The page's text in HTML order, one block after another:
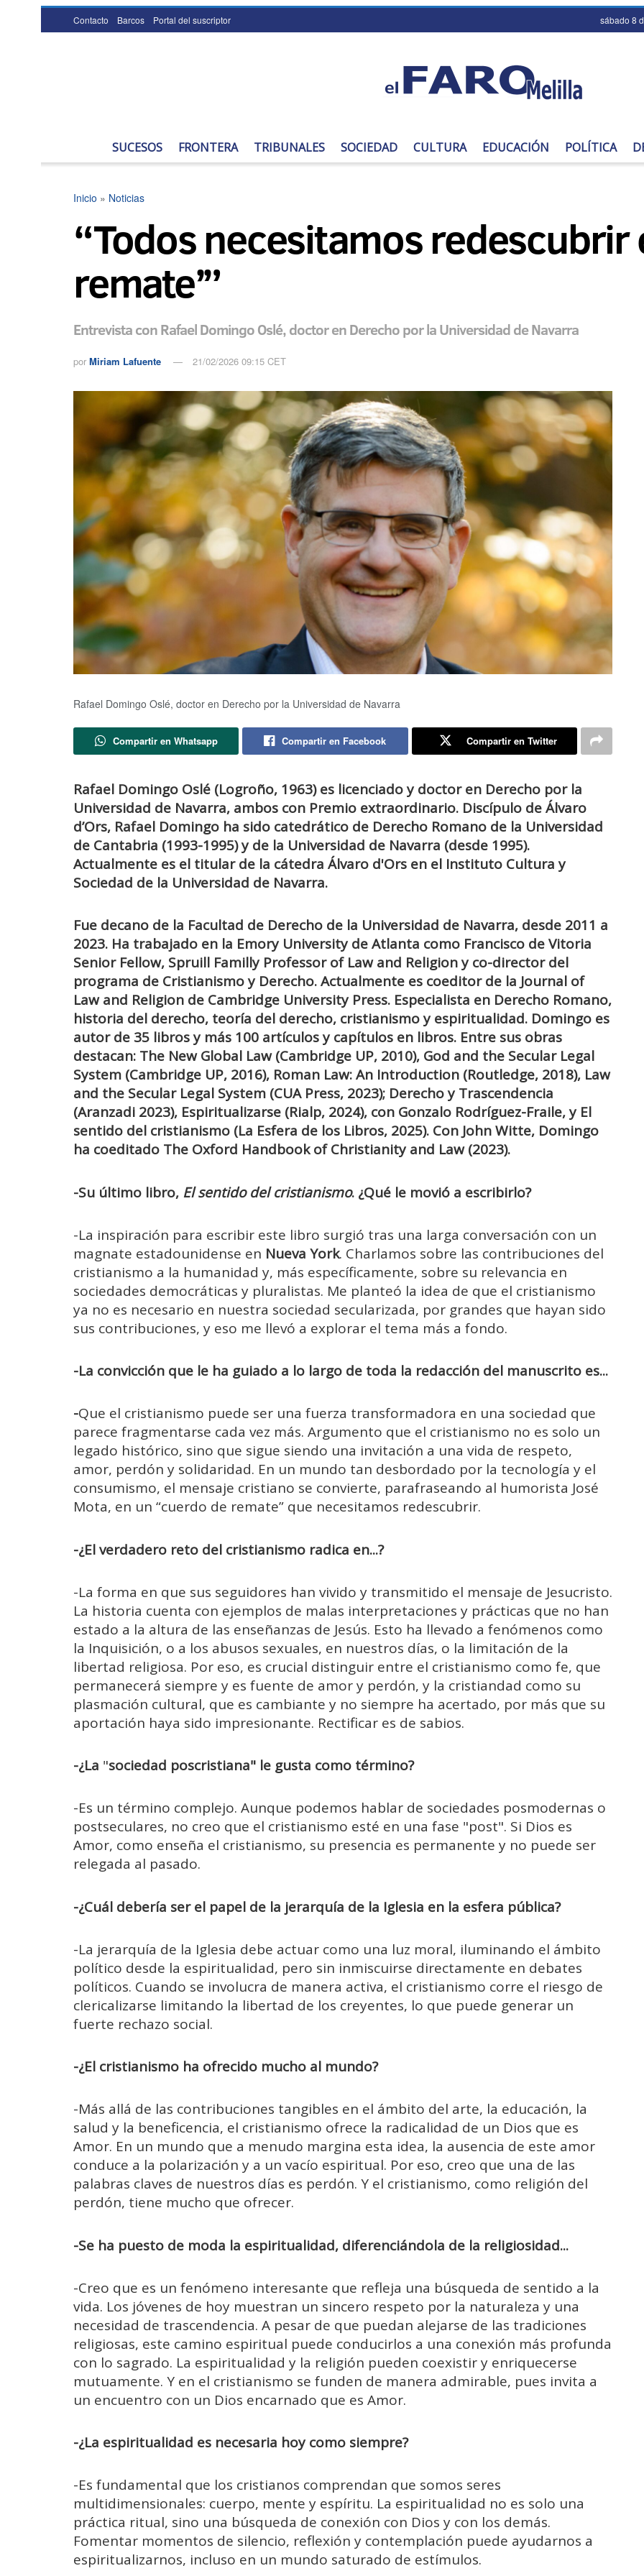
Contacto Barcos Portal del suscriptor sábado 8
SUCESOS FRONTERA TRIBUNALES SOCIEDAD CULTURA EDUCACIÓN POLÍTICA
Inicio » Noticias
“Todos necesitamos redescubrir
remate’”
Entrevista con Rafael Domingo Oslé, doctor en Derecho por la Universidad de Navarra
por Miriam Lafuente 21/02/2026 09:15 CET
Rafael Domingo Oslé, doctor en Derecho por la Universidad de Navarra
Compartir en Whatsapp Compartir en Facebook Compartir en Twitter
Rafael Domingo Oslé (Logroño, 1963) es licenciado y doctor en Derecho por la
Universidad de Navarra, ambos con Premio extraordinario. Discípulo de Álvaro
d’Ors, Rafael Domingo ha sido catedrático de Derecho Romano de la Universidad
de Cantabria (1993-1995) y de la Universidad de Navarra (desde 1995).
Actualmente es el titular de la cátedra Álvaro d'Ors en el Instituto Cultura y
Sociedad de la Universidad de Navarra.
Fue decano de la Facultad de Derecho de la Universidad de Navarra, desde 2011 a
2023. Ha trabajado en la Emory University de Atlanta como Francisco de Vitoria
Senior Fellow, Spruill Familly Professor of Law and Religion y co-director del
programa de Cristianismo y Derecho. Actualmente es coeditor de la Journal of
Law and Religion de Cambridge University Press. Especialista en Derecho Romano,
historia del derecho, teoría del derecho, cristianismo y espiritualidad. Domingo es
autor de 35 libros y más 100 artículos y capítulos en libros. Entre sus obras
destacan: The New Global Law (Cambridge UP, 2010), God and the Secular Legal
System (Cambridge UP, 2016), Roman Law: An Introduction (Routledge, 2018), Law
and the Secular Legal System (CUA Press, 2023); Derecho y Trascendencia
(Aranzadi 2023), Espiritualizarse (Rialp, 2024), con Gonzalo Rodríguez-Fraile, y El
sentido del cristianismo (La Esfera de los Libros, 2025). Con John Witte, Domingo
ha coeditado The Oxford Handbook of Christianity and Law (2023).
-Su último libro, El sentido del cristianismo. ¿Qué le movió a escribirlo?
-La inspiración para escribir este libro surgió tras una larga conversación con un
magnate estadounidense en Nueva York. Charlamos sobre las contribuciones del
cristianismo a la humanidad y, más específicamente, sobre su relevancia en
sociedades democráticas y pluralistas. Me planteó la idea de que el cristianismo
ya no es necesario en nuestra sociedad secularizada, por grandes que hayan sido
sus contribuciones, y eso me llevó a explorar el tema más a fondo.
-La convicción que le ha guiado a lo largo de toda la redacción del manuscrito es...
-Que el cristianismo puede ser una fuerza transformadora en una sociedad que
parece fragmentarse cada vez más. Argumento que el cristianismo no es solo un
legado histórico, sino que sigue siendo una invitación a una vida de respeto,
amor, perdón y solidaridad. En un mundo tan desbordado por la tecnología y el
consumismo, el mensaje cristiano se convierte, parafraseando al humorista José
Mota, en un “cuerdo de remate” que necesitamos redescubrir.
-¿El verdadero reto del cristianismo radica en...?
-La forma en que sus seguidores han vivido y transmitido el mensaje de Jesucristo.
La historia cuenta con ejemplos de malas interpretaciones y prácticas que no han
estado a la altura de las enseñanzas de Jesús. Esto ha llevado a fenómenos como
la Inquisición, o a los abusos sexuales, en nuestros días, o la limitación de la
libertad religiosa. Por eso, es crucial distinguir entre el cristianismo como fe, que
permanecerá siempre y es fuente de amor y perdón, y la cristiandad como su
plasmación cultural, que es cambiante y no siempre ha acertado, por más que su
aportación haya sido impresionante. Rectificar es de sabios.
-¿La "sociedad poscristiana" le gusta como término?
-Es un término complejo. Aunque podemos hablar de sociedades posmodernas o
postseculares, no creo que el cristianismo esté en una fase "post". Si Dios es
Amor, como enseña el cristianismo, su presencia es permanente y no puede ser
relegada al pasado.
-¿Cuál debería ser el papel de la jerarquía de la Iglesia en la esfera pública?
-La jerarquía de la Iglesia debe actuar como una luz moral, iluminando el ámbito
político desde la espiritualidad, pero sin inmiscuirse directamente en debates
políticos. Cuando se involucra de manera activa, el cristianismo corre el riesgo de
clericalizarse limitando la libertad de los creyentes, lo que puede generar un
fuerte rechazo social.
-¿El cristianismo ha ofrecido mucho al mundo?
-Más allá de las contribuciones tangibles en el ámbito del arte, la educación, la
salud y la beneficencia, el cristianismo ofrece la radicalidad de un Dios que es
Amor. En un mundo que a menudo margina esta idea, la ausencia de este amor
conduce a la polarización y a un vacío espiritual. Por eso, creo que una de las
palabras claves de nuestros días es perdón. Y el cristianismo, como religión del
perdón, tiene mucho que ofrecer.
-Se ha puesto de moda la espiritualidad, diferenciándola de la religiosidad...
-Creo que es un fenómeno interesante que refleja una búsqueda de sentido a la
vida. Los jóvenes de hoy muestran un sincero respeto por la naturaleza y una
necesidad de trascendencia. A pesar de que puedan alejarse de las tradiciones
religiosas, este camino espiritual puede conducirlos a una conexión más profunda
con lo sagrado. La espiritualidad y la religión pueden coexistir y enriquecerse
mutuamente. Y en el cristianismo se funden de manera admirable, pues invita a
un encuentro con un Dios encarnado que es Amor.
-¿La espiritualidad es necesaria hoy como siempre?
-Es fundamental que los cristianos comprendan que somos seres
multidimensionales: cuerpo, mente y espíritu. La espiritualidad no es solo una
práctica ritual, sino una búsqueda de conexión con Dios y con los demás.
Fomentar momentos de silencio, reflexión y contemplación puede ayudarnos a
espiritualizarnos, incluso en un mundo saturado de estímulos.